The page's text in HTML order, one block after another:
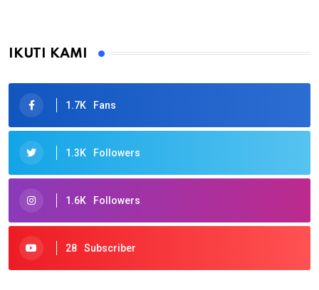
IKUTI KAMI
1.7K Fans
1.3K Followers
1.6K Followers
28 Subscriber